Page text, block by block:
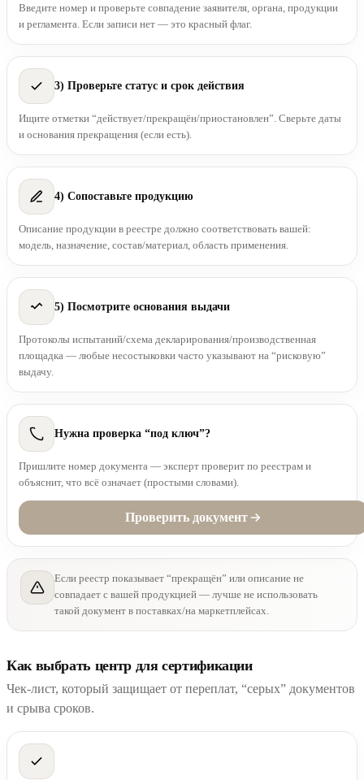
Введите номер и проверьте совпадение заявителя, органа, продукции
и регламента. Если записи нет — это красный флаг.
3) Проверьте статус и срок действия
Ищите отметки “действует/прекращён/приостановлен”. Сверьте даты
и основания прекращения (если есть).
4) Сопоставьте продукцию
Описание продукции в реестре должно соответствовать вашей:
модель, назначение, состав/материал, область применения.
5) Посмотрите основания выдачи
Протоколы испытаний/схема декларирования/производственная
площадка — любые несостыковки часто указывают на “рисковую”
выдачу.
Нужна проверка “под ключ”?
Пришлите номер документа — эксперт проверит по реестрам и
объяснит, что всё означает (простыми словами).
Проверить документ
Если реестр показывает “прекращён” или описание не
совпадает с вашей продукцией — лучше не использовать
такой документ в поставках/на маркетплейсах.
Как выбрать центр для сертификации
Чек-лист, который защищает от переплат, “серых” документов
и срыва сроков.